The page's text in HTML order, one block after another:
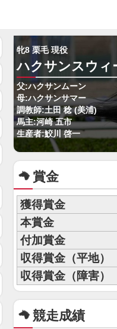
牝8 栗毛 現役
ハクサンスウィ
父:ハクサンムーン
母:ハクサンサマー
調教師:土田 稔 (美浦)
馬主:河崎 五市
生産者:鮫川 啓一
賞金
獲得賞金
本賞金
付加賞金
収得賞金（平地）
収得賞金（障害）
競走成績